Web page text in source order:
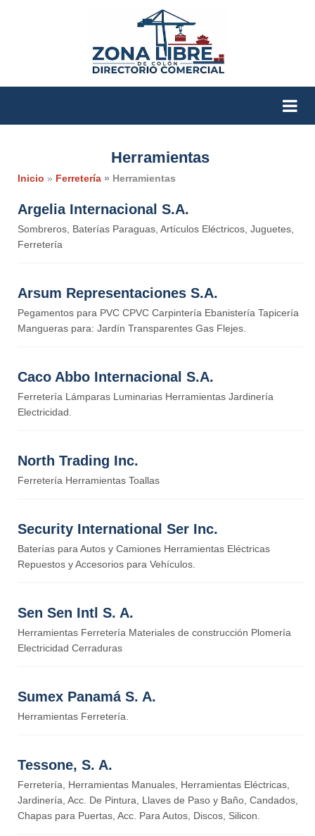
Herramientas
Inicio » Ferretería » Herramientas
Argelia Internacional S.A.
Sombreros, Baterías Paraguas, Artículos Eléctricos, Juguetes,
Ferretería
Arsum Representaciones S.A.
Pegamentos para PVC CPVC Carpintería Ebanistería Tapicería
Mangueras para: Jardín Transparentes Gas Flejes.
Caco Abbo Internacional S.A.
Ferretería Lámparas Luminarias Herramientas Jardinería
Electricidad.
North Trading Inc.
Ferretería Herramientas Toallas
Security International Ser Inc.
Baterías para Autos y Camiones Herramientas Eléctricas
Repuestos y Accesorios para Vehículos.
Sen Sen Intl S. A.
Herramientas Ferretería Materiales de construcción Plomería
Electricidad Cerraduras
Sumex Panamá S. A.
Herramientas Ferretería.
Tessone, S. A.
Ferretería, Herramientas Manuales, Herramientas Eléctricas,
Jardinería, Acc. De Pintura, Llaves de Paso y Baño, Candados,
Chapas para Puertas, Acc. Para Autos, Discos, Silicon.